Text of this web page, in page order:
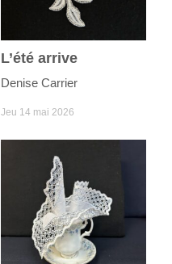
L’été arrive
Denise Carrier
Jeu 14 mai 2026